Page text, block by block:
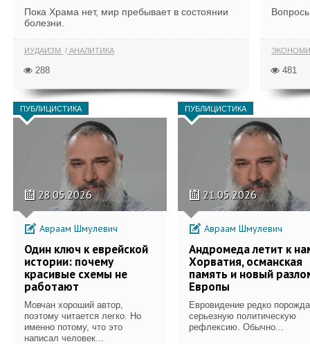
Пока Храма нет, мир пребывает в состоянии
болезни.
ИУДАИЗМ АНАЛИТИКА
288 481
ПУБЛИЦИСТИКА
28.05.2026
Авраам Шмулевич
Один ключ к еврейской
истории: почему
красивые схемы не
работают
Мовчан хороший автор,
поэтому читается легко. Но
именно потому, что это
написал человек...
ПУБЛИЦИСТИКА
21.05.2026
Авраам Шмулевич
Андромеда летит к
Хорватия, османская
память и новый
Европы
Евровидение редко
серьезную политическую
рефлексию. Обычно...